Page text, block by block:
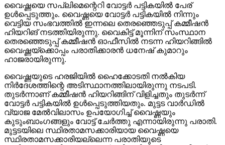
വൈഷ്ണയെ സപ്ലിമെന്റെറി വോട്ടര്‍ പട്ടികയില്‍ പേര്
ഉള്‍പ്പെടുത്തും. വൈഷ്ണയെ വോട്ടര്‍ പട്ടികയില്‍ നിന്നും
വെട്ടിയ സംഭവത്തില്‍ ഇന്നലെ തെരഞ്ഞെടുപ്പ് കമ്മീഷന്‍
ഹിയറിങ് നടത്തിയിരുന്നു. വൈകിട്ട് മൂന്നിന് സംസ്ഥാന
തെരഞ്ഞെടുപ്പ് കമ്മീഷന്‍ ഓഫീസില്‍ നടന്ന ഹിയറിങ്ങില്‍
വൈഷ്ണയ്‌ക്കൊപ്പം പരാതിക്കാരന്‍ ധനേഷ് കുമാറും
ഹാജരായിരുന്നു.
വൈഷ്ണയുടെ ഹരജിയില്‍ ഹൈക്കോടതി നല്‍കിയ
നിര്‍ദേശത്തിന്റെ അടിസ്ഥാനത്തിലായിരുന്നു നടപടി.
തുടര്‍ന്നാണ് കമ്മീഷന്‍ ഹിയറിങ്ങിന് വിളിച്ചതും തുടര്‍ന്ന്
വോട്ടര്‍ പട്ടികയില്‍ ഉള്‍പ്പെടുത്തിയതും. മുട്ടട വാര്‍ഡില്‍
വ്യാജ മേല്‍വിലാസം ഉപയോഗിച്ച് വൈഷ്ണയും
കുടുംബാംഗങ്ങളും വോട്ട് ചേര്‍ത്തു എന്നായിരുന്നു പരാതി.
മുട്ടടയിലെ സ്ഥിരതാമസക്കാരിയായ വൈഷ്ണയെ
സ്ഥിരതാമസക്കാരിയല്ലെന്ന പരാതിയുടെ